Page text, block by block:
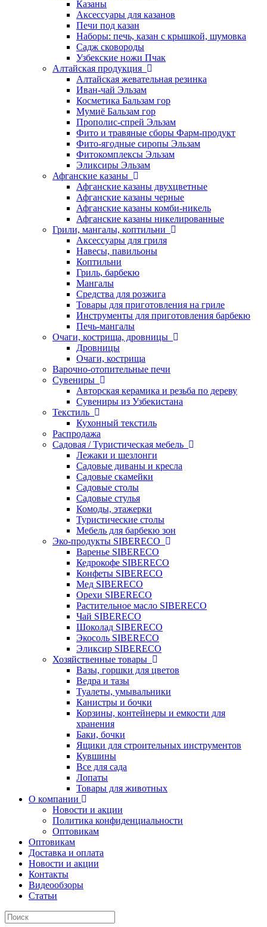
Казаны
Аксессуары для казанов
Печи под казан
Наборы: печь, казан с крышкой, шумовка
Садж сковороды
Узбекские ножи Пчак
Алтайская продукция
Алтайская жевательная резинка
Иван-чай Эльзам
Косметика Бальзам гор
Мумиё Бальзам гор
Прополис-спрей Эльзам
Фито и травяные сборы Фарм-продукт
Фито-ягодные сиропы Эльзам
Фитокомплексы Эльзам
Эликсиры Эльзам
Афганские казаны
Афганские казаны двухцветные
Афганские казаны черные
Афганские казаны комби-никель
Афганские казаны никелированные
Грили, мангалы, коптильни
Аксессуары для гриля
Навесы, павильоны
Коптильни
Гриль, барбекю
Мангалы
Средства для розжига
Товары для приготовления на гриле
Инструменты для приготовления барбекю
Печь-мангалы
Очаги, кострища, дровницы
Дровницы
Очаги, кострища
Варочно-отопительные печи
Сувениры
Авторская керамика и резьба по дереву
Сувениры из Узбекистана
Текстиль
Кухонный текстиль
Распродажа
Садовая / Туристическая мебель
Лежаки и шезлонги
Садовые диваны и кресла
Садовые скамейки
Садовые столы
Садовые стулья
Комоды, этажерки
Туристические столы
Мебель для барбекю зон
Эко-продукты SIBERECO
Варенье SIBERECO
Кедрокофе SIBERECO
Конфеты SIBERECO
Мед SIBERECO
Орехи SIBERECO
Растительное масло SIBERECO
Чай SIBERECO
Шоколад SIBERECO
Экосоль SIBERECO
Эликсир SIBERECO
Хозяйственные товары
Вазы, горшки для цветов
Ведра и тазы
Туалеты, умывальники
Канистры и бочки
Корзины, контейнеры и емкости для
хранения
Баки, бочки
Ящики для строительных инструментов
Кувшины
Все для сада
Лопаты
Товары для животных
О компании
Новости и акции
Политика конфиденциальности
Оптовикам
Оптовикам
Доставка и оплата
Новости и акции
Контакты
Видеообзоры
Статьи